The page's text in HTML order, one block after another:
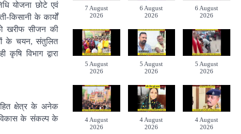
योजना छोटे एवं
किसानी के कार्यों
खरीफ सीजन की
के चयन, संतुलित
विभाग द्वारा
क्षेत्र के अनेक
विकास के संकल्प के
7 August
2026
6 August
2026
6 August
2026
5 August
2026
5 August
2026
5 August
2026
4 August
2026
4 August
2026
4 August
2026